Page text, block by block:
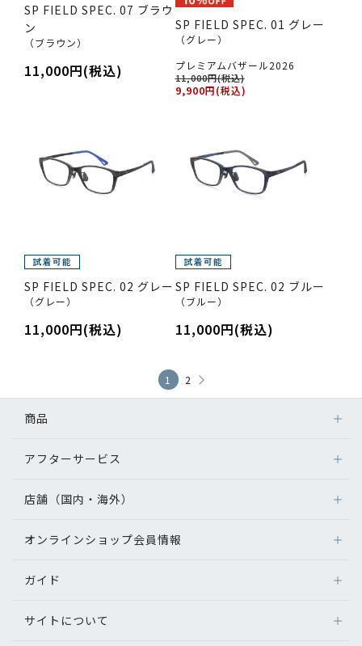
SP FIELD SPEC. 07 ブラウ
ン
（ブラウン）
11,000円(税込)
SP FIELD SPEC. 01 グレー
（グレー）
プレミアムバザール2026
11,000円(税込)
9,900円(税込)
SP FIELD SPEC. 02 グレー
（グレー）
11,000円(税込)
SP FIELD SPEC. 02 ブルー
（ブルー）
11,000円(税込)
1 2
商品
アフターサービス
店舗（国内・海外）
オンラインショップ会員情報
ガイド
サイトについて